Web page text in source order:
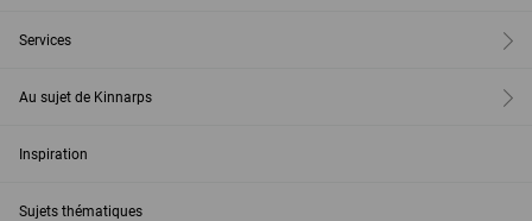
Services
Au sujet de Kinnarps
Inspiration
Sujets thématiques